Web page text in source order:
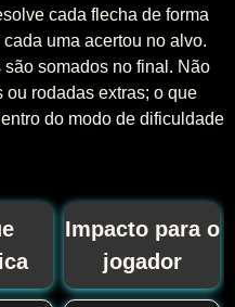
cada flecha de forma
uma acertou no alvo.
somados no final. Não
rodadas extras; o que
do modo de dificuldade
Impacto para o
jogador